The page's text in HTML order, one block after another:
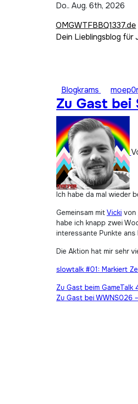
Do.. Aug. 6th, 2026
OMGWTFBBQ1337.de
Dein Lieblingsblog für
Blogkrams
Zu Gast bei
Ich habe da mal wieder
Gemeinsam mitVicki von
habe ich knapp zwei
interessante Punkte ans
Die Aktion hat mir sehr
slowtalk #01: Markiert
Zu Gast beim GameTalk
Zu Gast bei WWNS026 –